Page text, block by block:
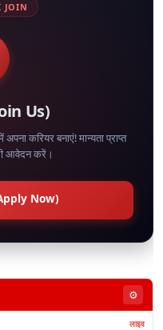
JOIN
Us)
करियर बनाएं! मान्यता प्राप्त
आवेदन करें।
Now)
⚙️
लाइव